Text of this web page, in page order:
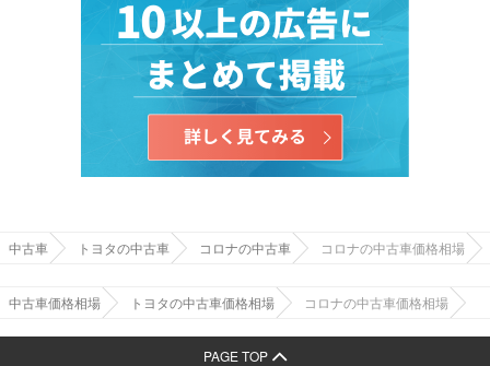
中古車 トヨタの中古車 コロナの中古車 コロナの中古車価格相場
中古車価格相場 トヨタの中古車価格相場 コロナの中古車価格相場
PAGE TOP